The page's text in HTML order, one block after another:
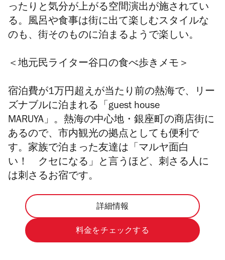
ったりと気分が上がる空間演出が施されてい
る。風呂や食事は街に出て楽しむスタイルな
のも、街そのものに泊まるようで楽しい。
＜ 地元民ライター谷口の食べ歩きメモ＞
宿泊費が1万円超えが当たり前の熱海で、リー
ズナブルに泊まれる「guest house
MARUYA」。熱海の中心地・銀座町の商店街に
あるので、市内観光の拠点としても便利で
す。家族で泊まった友達は「マルヤ面白
い！ クセになる」と言うほど、刺さる人に
は刺さるお宿です。
詳細情報
料金をチェックする